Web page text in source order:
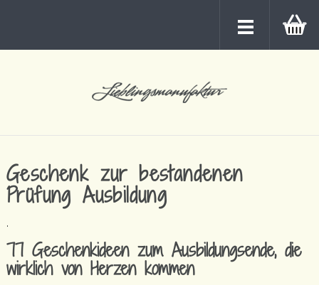
Geschenk zur bestandenen
Prüfung Ausbildung
.
77 Geschenkideen zum Ausbildungsende, die
wirklich von Herzen kommen